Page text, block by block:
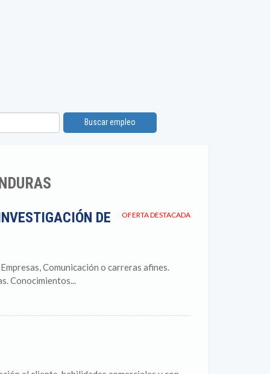
Buscar empleo
OFERTA DESTACADA
DE
Comunicación o carreras afines.
Conocimientos...